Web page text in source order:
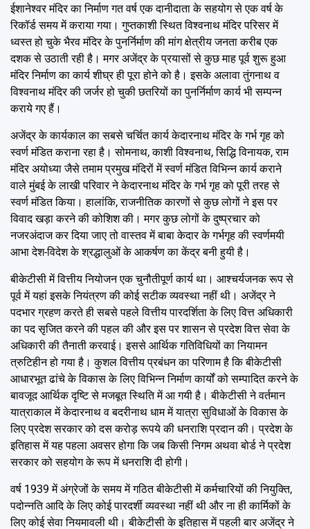
ईशानेश्वर मंदिर का निर्माण गत वर्ष एक दानीदाता के सहयोग से एक वर्ष के
रिकॉर्ड समय में कराया गया। गुप्तकाशी स्थित विश्वनाथ मंदिर परिसर में
ध्वस्त हो चुके भैरव मंदिर के पुनर्निर्माण की मांग क्षेत्रीय जनता करीब एक
दशक से उठाती रही है। मगर अजेंद्र के प्रयासों से कुछ माह पूर्व शुरू हुआ
मंदिर निर्माण का कार्य शीघ्र ही पूरा होने को है। इसके अलावा तुंगनाथ व
विश्वनाथ मंदिर की जर्जर हो चुकी छतरियों का पुनर्निर्माण कार्य भी सम्पन्न
कराये गए हैं।
अजेंद्र के कार्यकाल का सबसे चर्चित कार्य केदारनाथ मंदिर के गर्भ गृह को
स्वर्ण मंडित कराना रहा है। सोमनाथ, काशी विश्वनाथ, सिद्धि विनायक, राम
मंदिर अयोध्या जैसे तमाम प्रमुख मंदिरों में स्वर्ण मंडित विभिन्न कार्य कराने
वाले मुंबई के लाखी परिवार ने केदारनाथ मंदिर के गर्भ गृह को पूरी तरह से
स्वर्ण मंडित किया। हालांकि, राजनीतिक कारणों से कुछ लोगों ने इस पर
विवाद खड़ा करने की कोशिश की। मगर कुछ लोगों के दुष्प्रचार को
नजरअंदाज कर दिया जाए तो वास्तव में बाबा केदार के गर्भगृह की स्वर्णमयी
आभा देश-विदेश के श्रद्धालुओं के आकर्षण का केंद्र बनी हुयी है।
बीकेटीसी में वित्तीय नियोजन एक चुनौतीपूर्ण कार्य था। आश्चर्यजनक रूप से
पूर्व में यहां इसके नियंत्रण की कोई सटीक व्यवस्था नहीं थी। अजेंद्र ने
पदभार ग्रहण करते ही सबसे पहले वित्तीय पारदर्शिता के लिए वित्त अधिकारी
का पद सृजित करने की पहल की और इस पर शासन से प्रदेश वित्त सेवा के
अधिकारी की तैनाती करवाई। इससे आर्थिक गतिविधियों का नियामन
त्रुटिहीन हो गया है। कुशल वित्तीय प्रबंधन का परिणाम है कि बीकेटीसी
आधारभूत ढांचे के विकास के लिए विभिन्न निर्माण कार्यों को सम्पादित करने के
बावजूद आर्थिक दृष्टि से मजबूत स्थिति में आ गयी है। बीकेटीसी ने वर्तमान
यात्राकाल में केदारनाथ व बदरीनाथ धाम में यात्रा सुविधाओं के विकास के
लिए प्रदेश सरकार को दस करोड़ रूपये की धनराशि प्रदान की। प्रदेश के
इतिहास में यह पहला अवसर होगा कि जब किसी निगम अथवा बोर्ड ने प्रदेश
सरकार को सहयोग के रूप में धनराशि दी होगी।
वर्ष 1939 में अंग्रेजों के समय में गठित बीकेटीसी में कर्मचारियों की नियुक्ति,
पदोन्नति आदि के लिए कोई पारदर्शी व्यवस्था नहीं थी और ना ही कार्मिकों के
लिए कोई सेवा नियमावली थी। बीकेटीसी के इतिहास में पहली बार अजेंद्र ने